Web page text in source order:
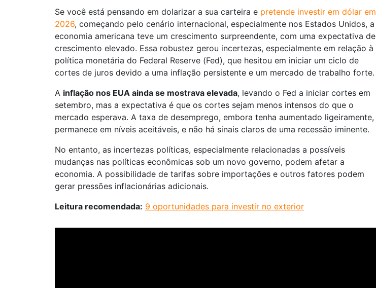
Se você está pensando em dolarizar a sua carteira e pretende investir em dólar em
2026, começando pelo cenário internacional, especialmente nos Estados Unidos, a
economia americana teve um crescimento surpreendente, com uma expectativa de
crescimento elevado. Essa robustez gerou incertezas, especialmente em relação à
política monetária do Federal Reserve (Fed), que hesitou em iniciar um ciclo de
cortes de juros devido a uma inflação persistente e um mercado de trabalho forte.
A inflação nos EUA ainda se mostrava elevada, levando o Fed a iniciar cortes em
setembro, mas a expectativa é que os cortes sejam menos intensos do que o
mercado esperava. A taxa de desemprego, embora tenha aumentado ligeiramente,
permanece em níveis aceitáveis, e não há sinais claros de uma recessão iminente.
No entanto, as incertezas políticas, especialmente relacionadas a possíveis
mudanças nas políticas econômicas sob um novo governo, podem afetar a
economia. A possibilidade de tarifas sobre importações e outros fatores podem
gerar pressões inflacionárias adicionais.
Leitura recomendada: 9 oportunidades para investir no exterior